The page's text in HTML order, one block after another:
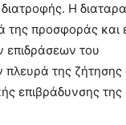
Η
της προσφοράς και
επιδράσεων του
πλευρά της
επιβράδυνσης της